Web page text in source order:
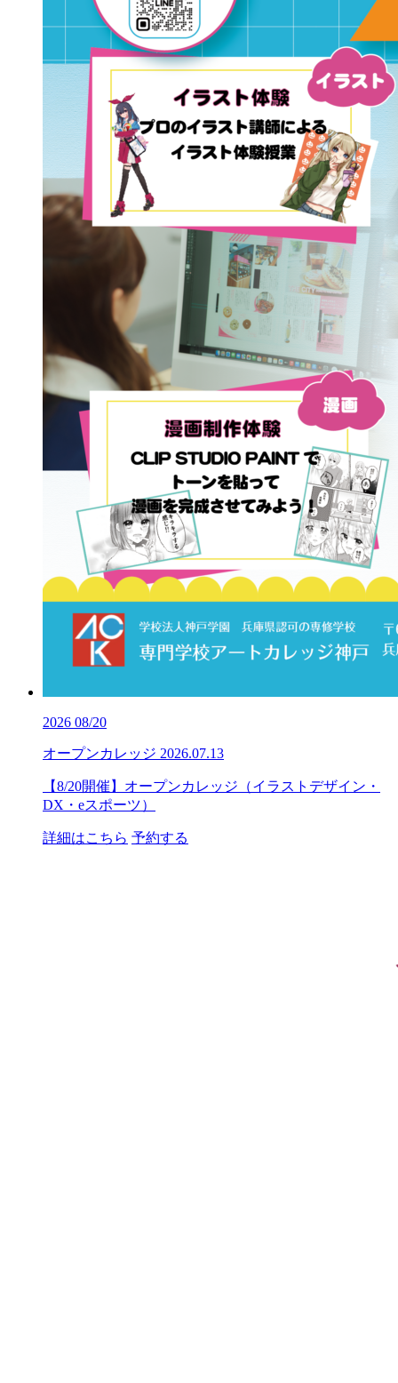
2026 08/20
オープンカレッジ 2026.07.13
【8/20開催】オープンカレッジ（イラストデザイン・
DX・eスポーツ）
詳細はこちら 予約する